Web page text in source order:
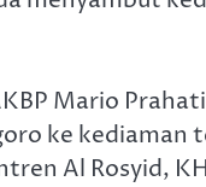
Mario
ke
Al Rosyid,